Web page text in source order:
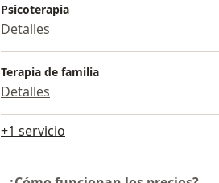
Psicoterapia
Detalles
Terapia de familia
Detalles
+1 servicio